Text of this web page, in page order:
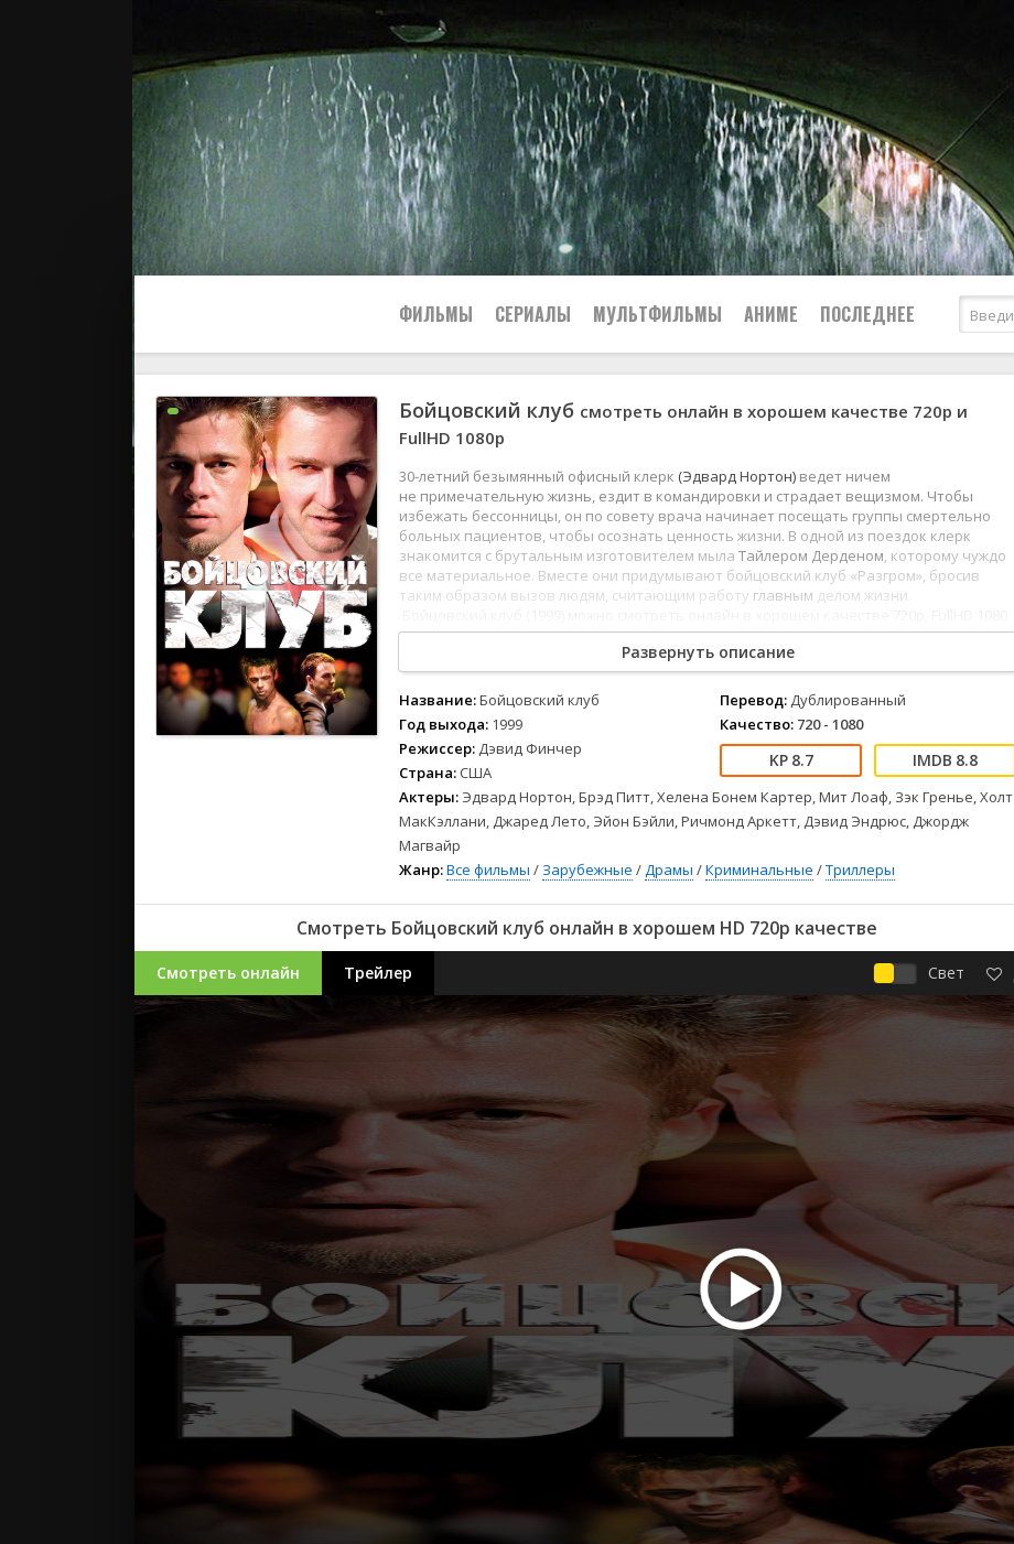
ФИЛЬМЫ
Все
2023
2022
2021
Зарубежные
Военные
Детективы
Детские
Драмы
Комедии
Криминал
Семейные
Спорт
Триллеры
Ужасы
СЕРИАЛЫ МУЛЬТФИЛЬМЫ АНИМЕ ПОСЛЕДНЕЕ
Все
2023
2022
2021
Зарубежные
Фильмы из соцетей
Бойцовский клуб смотреть онлайн в хорошем качестве 720p и
FullHD 1080р
30-летний безымянный офисный клерк (Эдвард Нортон) ведет ничем
не примечательную жизнь, ездит в командировки и страдает вещизмом. Чтобы
избежать бессонницы, он по совету врача начинает посещать группы смертельно
больных пациентов, чтобы осознать ценность жизни. В одной из поездок клерк
знакомится с брутальным изготовителем мыла Тайлером Дерденом, которому чуждо
все материальное. Вместе они придумывают бойцовский клуб «Разгром», бросив
таким образом вызов людям, считающим работу главным делом жизни.
и 4к. Лучшее качество изображения и звука, полностью на русском языке.
Развернуть описание
Название:Бойцовский клуб
Год выхода: 1999
Режиссер: Дэвид Финчер
Страна: США
Перевод: Дублированный
Качество: 720 - 1080
8.7 8.8
Актеры: Эдвард Нортон, Брэд Питт, Хелена Бонем Картер, Мит Лоаф, Зэк Гренье, Холт
МакКэллани, Джаред Лето, Эйон Бэйли, Ричмонд Аркетт, Дэвид Эндрюс, Джордж
Магвайр
Жанр:Все фильмы / Зарубежные /Драмы /Криминальные /Триллеры
Смотреть Бойцовский клуб онлайн в хорошем HD 720p качестве
Смотреть онлайн Трейлер Свет